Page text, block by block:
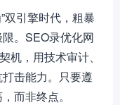
双引擎时代，粗暴
。SEO录优化网
机，用技术审计、
击能力。只要遵
而非终点。